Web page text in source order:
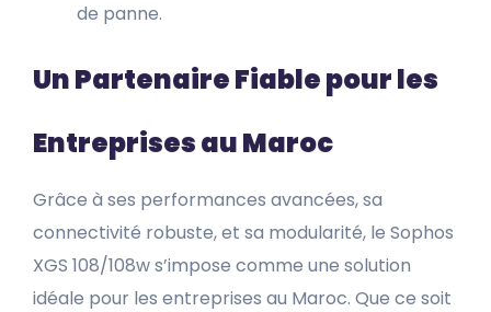
de panne.
Un Partenaire Fiable pour les
Entreprises au Maroc
Grâce à ses performances avancées, sa
connectivité robuste, et sa modularité, le Sophos
XGS 108/108w s’impose comme une solution
idéale pour les entreprises au Maroc. Que ce soit